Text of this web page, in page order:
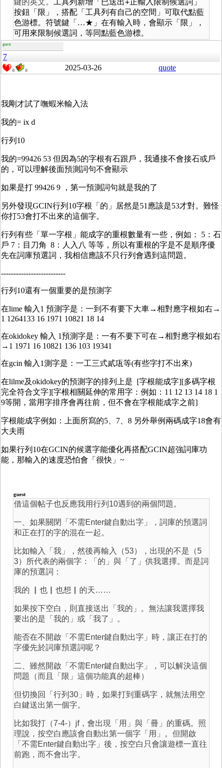
鍵的英文。 工具列新增「已送出+正輸入限制候選詞」
按鈕「限」
，搭配「工具列有自己的空間」可取代點藍
色游標。符號鍵「…★」在有輸入時，會顯示「限」，
可用來限制候選詞，等同點藍色游標。
guest
7
0 0 2025-03-26 quote
我剛才試了嘸蝦米輸入法
我的= ix d
行列10
我的=99426 53 但因為5的字根有石跟戶，我通接不會接石或戶
的，可以理解後面預測詞句不會顯示
如果是打 99426 9 ，第一預測詞句就是我的了
另外發現GCIN行列10字根「的」居然是51應該是53才對。難怪
你打53會打不出來的這個字。
行列有些「單一字根」能成字的重根數量有一些，例如： 5：石
戶 7：目刀角 8：人入八 等等，所以有重根的字是不是順序優
先在詞庫預選詞，我相信應該不只行列會遇到這問題。
--------------------------
行列10還有一個重要的是預測字
在lime 輸入1 預測字是：一到不有要下大車→相對應字根如右→
1 1264133 16 1971 10821 18 14
在okidokey 輸入 1預測字是：一有不要下可在→相對應字根如右
→1 1971 16 10821 136 103 19341
在gcin 輸入1測字是：一工三式貳瓨等(有些字打不出來)
在lilme及okidokey的預測字的排列上是 [字根能成字][多碼字根
完全符合文字][字根相關延伸的常用字：例如：11 12 13 14 18 1
9等開，當用字排序會再往前，但不會在字根能成字之前]
字根能成字例如：上面所寫的5、7、8 另外舉例兩碼成字18會有
大夫雨
如果行列10在GCIN的候選字能優化再搭配GCIN超強詞庫功
能，那輸入的速度恐怕會「很快」~
guest
借這個帖子也反應我用行列10遇到的兩個問題。
一、如果關閉「不需Enter鍵自動出字」，詞庫的預選詞
和正在打的字的混在一起。
比如輸入「我」，然後再輸入（53），出現的不是（5
3）所代表的兩個字：「的」與「了」供我選擇。而是詞
庫的預選詞：
我的 ▏也▏也想▏的天……
如果按下空白，則直接送出「我的」。無法讓我選擇我
要出的是「我的」或「我了」。
能否在不開啟「不需Enter鍵自動出字」時，讓正在打的
字優先於詞庫預選詞呢？
二、雖然開啟「不需Enter鍵自動出字」，可以解決這個
問題（而且「限」這個功能真的超棒）
但切換回「行列30」時，如果打到重碼字，就無法用空
白鍵送出第一個字。
比如我打（7-4-）jf，會出現「用」與「冊」的重碼。照
理說，按空白應該會自動出第一個字「用」。但開啟
「不需Enter鍵自動出字」後，按空白只會讓遊標一直往
前跑，而不會出字。